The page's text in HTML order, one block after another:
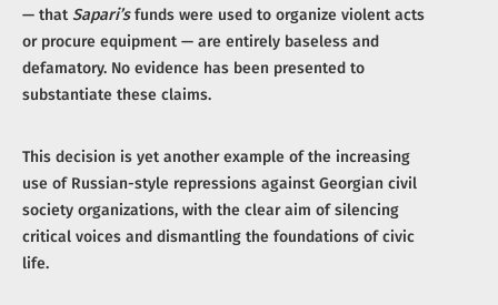
— that Sapari’sfunds were used to organize violent acts
or procure equipment — are entirely baseless and
defamatory. No evidence has been presented to
substantiate these claims.
This decision is yet another example of the increasing
use of Russian-style repressions against Georgian civil
society organizations, with the clear aim of silencing
critical voices and dismantling the foundations of civic
life.